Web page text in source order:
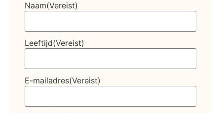
Naam(Vereist)
Leeftijd(Vereist)
E-mailadres(Vereist)